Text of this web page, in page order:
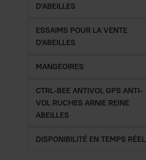
D'ABEILLES
ESSAIMS POUR LA VENTE
D'ABEILLES
MANGEOIRES
CTRL-BEE ANTIVOL GPS ANTI-
VOL RUCHES ARNIE REINE
ABEILLES
DISPONIBILITÉ EN TEMPS RÉEL